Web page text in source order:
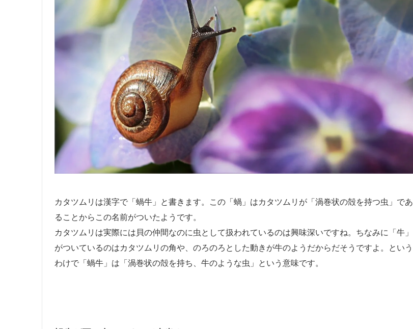
カタツムリは漢字で「蝸牛」と書きます。この「蝸」はカタツムリが「渦巻状の殻を持つ虫」であ
ることからこの名前がついたようです。
カタツムリは実際には貝の仲間なのに虫として扱われているのは興味深いですね。ちなみに「牛」
がついているのはカタツムリの角や、のろのろとした動きが牛のようだからだそうですよ。という
わけで「蝸牛」は「渦巻状の殻を持ち、牛のような虫」という意味です。